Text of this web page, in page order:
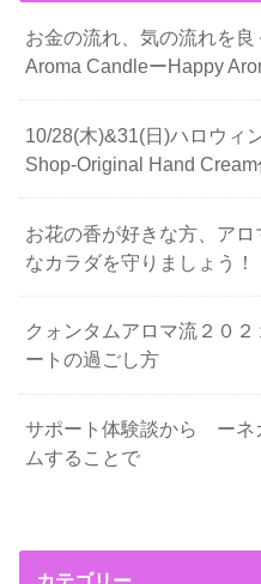
お金の流れ、気の流れを
Aroma CandleーHappy
10/28(木)&31(日)ハロウィ
Shop-Original Hand Cream
お花の香が好きな方、ア
なカラダを守りましょう！
クォンタムアロマ流２０
ートの過ごし方
サポート体験談から ーネ
ムすることで